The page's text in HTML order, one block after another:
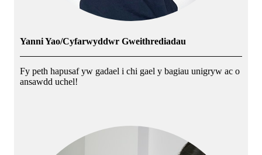
Yanni Yao/Cyfarwyddwr Gweithrediadau
Fy peth hapusaf yw gadael i chi gael y bagiau unigryw ac o
ansawdd uchel!